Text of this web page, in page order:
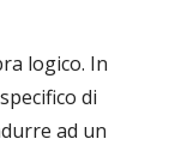
logico. In
di
ad un